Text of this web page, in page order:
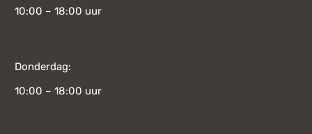
10:00 – 18:00 uur
Donderdag:
10:00 – 18:00 uur